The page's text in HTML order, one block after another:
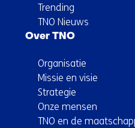
Trending
TNO Nieuws
Over TNO
Organisatie
Missie en visie
Strategie
Onze mensen
TNO en de